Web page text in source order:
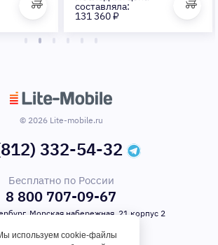
составляла:
131 360 ₽
© 2026 Lite-mobile.ru
332-54-32
Бесплатно по России
8 800 707-09-67
Морская набережная, 21 корпус 2
используем cookie-файлы